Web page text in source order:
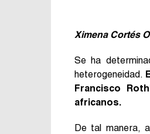
Ximena Cortés
Se ha
heterogeneidad.
Francisco
africanos.
De tal manera,